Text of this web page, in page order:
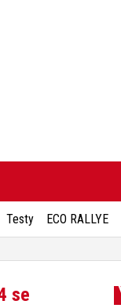
Testy ECO RALLYE
se